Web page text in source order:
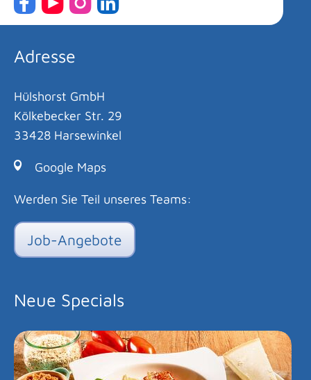
Adresse
Hülshorst GmbH
Kölkebecker Str. 29
33428 Harsewinkel
Google Maps
Werden Sie Teil unseres Teams:
Job-Angebote
Neue Specials